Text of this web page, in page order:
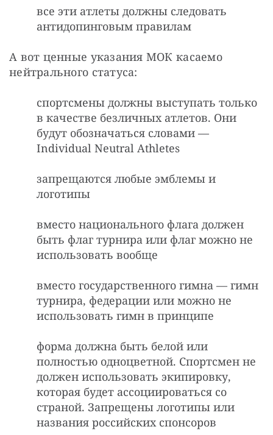
все эти атлеты должны следовать
антидопинговым правилам
А вот ценные указания МОК касаемо
нейтрального статуса:
спортсмены должны выступать только
в качестве безличных атлетов. Они
будут обозначаться словами —
Individual Neutral Athletes
запрещаются любые эмблемы и
логотипы
вместо национального флага должен
быть флаг турнира или флаг можно не
использовать вообще
вместо государственного гимна — гимн
турнира, федерации или можно не
использовать гимн в принципе
форма должна быть белой или
полностью одноцветной. Спортсмен не
должен использовать экипировку,
которая будет ассоциироваться со
страной. Запрещены логотипы или
названия российских спонсоров